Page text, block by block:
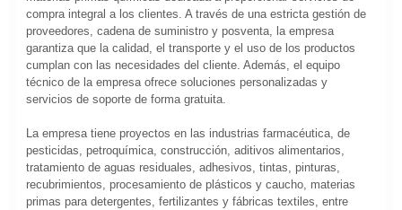
compra integral a los clientes. A través de una estricta gestión de
proveedores, cadena de suministro y posventa, la empresa
garantiza que la calidad, el transporte y el uso de los productos
cumplan con las necesidades del cliente. Además, el equipo
técnico de la empresa ofrece soluciones personalizadas y
servicios de soporte de forma gratuita.
La empresa tiene proyectos en las industrias farmacéutica, de
pesticidas, petroquímica, construcción, aditivos alimentarios,
tratamiento de aguas residuales, adhesivos, tintas, pinturas,
recubrimientos, procesamiento de plásticos y caucho, materias
primas para detergentes, fertilizantes y fábricas textiles, entre